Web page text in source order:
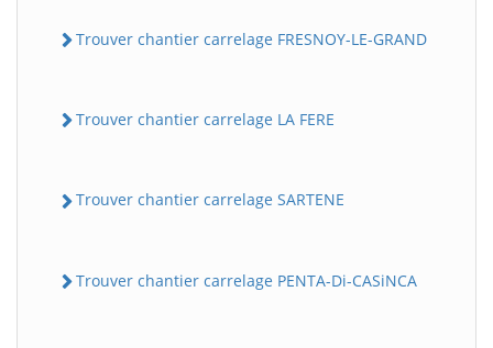
Trouver chantier carrelage FRESNOY-LE-GRAND
Trouver chantier carrelage LA FERE
Trouver chantier carrelage SARTENE
Trouver chantier carrelage PENTA-Di-CASiNCA